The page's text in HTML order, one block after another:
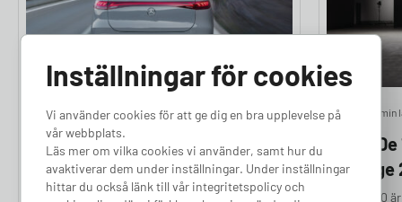
Elbilar 7 min läsning
Bästa elbilarna 2026 – Lista med
24 modeller
Om du funderar på vilka som är de bästa
Elbilar 6
Lista:
i Sverige
Volvo EX40
Inställningar för cookies
Vi använder cookies för att ge dig en bra upplevelse på
vår webbplats.
Läs mer om vilka cookies vi använder, samt hur du
avaktiverar dem under inställningar. Under inställningar
hittar du också länk till vår integritetspolicy och